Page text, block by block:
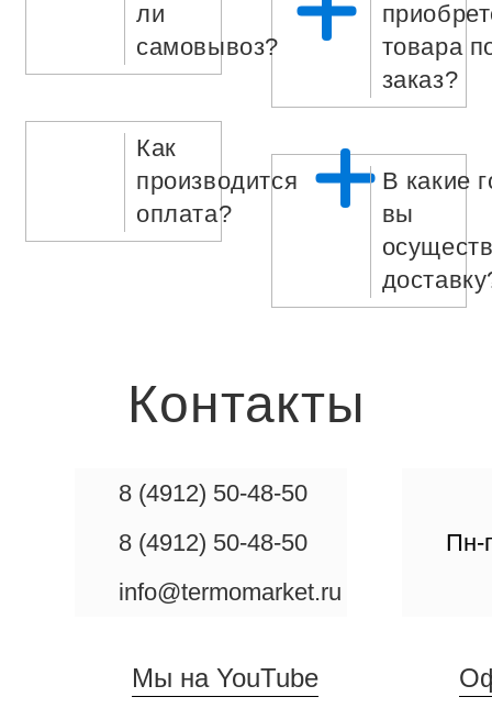
ли
самовывоз?
Как
производится
оплата?
товара
заказ?
В какие
вы
Контакты
8 (4912) 50-48-50
8 (4912) 50-48-50
info@termomarket.ru
Пн-
Мы на YouTube